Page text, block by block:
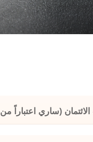
اعتباراً من 1 أغسطس 2025)